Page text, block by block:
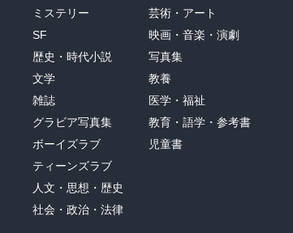
ミステリー
SF
歴史・時代小説
文学
雑誌
グラビア写真集
ボーイズラブ
ティーンズラブ
人文・思想・歴史
社会・政治・法律
芸術・アート
映画・音楽・演劇
写真集
教養
医学・福祉
教育・語学・参考書
児童書